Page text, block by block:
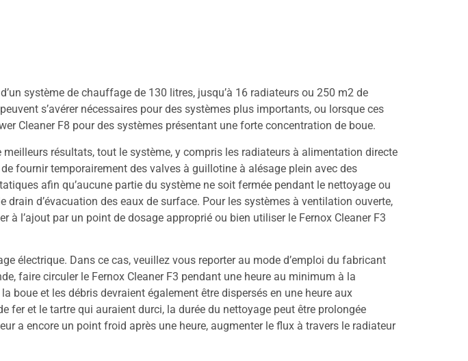
système de chauffage de 130 litres, jusqu’à 16 radiateurs ou 250 m2 de
s’avérer nécessaires pour des systèmes plus importants, ou lorsque ces
Cleaner F8 pour des systèmes présentant une forte concentration de boue.
résultats, tout le système, y compris les radiateurs à alimentation directe
fournir temporairement des valves à guillotine à alésage plein avec des
afin qu’aucune partie du système ne soit fermée pendant le nettoyage ou
d’évacuation des eaux de surface. Pour les systèmes à ventilation ouverte,
à l’ajout par un point de dosage approprié ou bien utiliser le Fernox Cleaner F3
électrique. Dans ce cas, veuillez vous reporter au mode d’emploi du fabricant
faire circuler le Fernox Cleaner F3 pendant une heure au minimum à la
boue et les débris devraient également être dispersés en une heure aux
et le tartre qui auraient durci, la durée du nettoyage peut être prolongée
a encore un point froid après une heure, augmenter le flux à travers le radiateur